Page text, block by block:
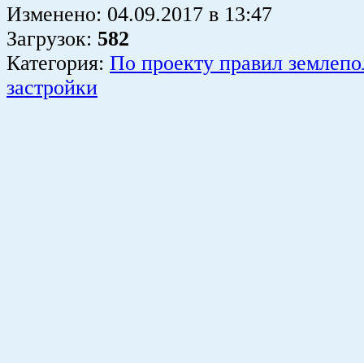
Изменено: 04.09.2017 в 13:47
Загрузок: 582
Категория: По проекту правил
застройки